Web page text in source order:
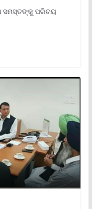
ସମସ୍ତଙ୍କୁ ପରିଚୟ